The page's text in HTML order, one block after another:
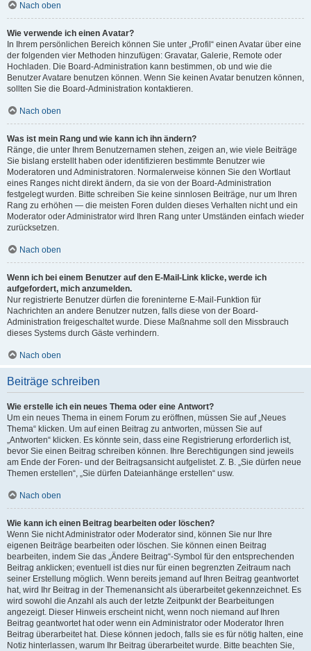
Nach oben
Wie verwende ich einen Avatar?
In Ihrem persönlichen Bereich können Sie unter „Profil“ einen Avatar über eine
der folgenden vier Methoden hinzufügen: Gravatar, Galerie, Remote oder
Hochladen. Die Board-Administration kann bestimmen, ob und wie die
Benutzer Avatare benutzen können. Wenn Sie keinen Avatar benutzen können,
sollten Sie die Board-Administration kontaktieren.
Nach oben
Was ist mein Rang und wie kann ich ihn ändern?
Ränge, die unter Ihrem Benutzernamen stehen, zeigen an, wie viele Beiträge
Sie bislang erstellt haben oder identifizieren bestimmte Benutzer wie
Moderatoren und Administratoren. Normalerweise können Sie den Wortlaut
eines Ranges nicht direkt ändern, da sie von der Board-Administration
festgelegt wurden. Bitte schreiben Sie keine sinnlosen Beiträge, nur um Ihren
Rang zu erhöhen — die meisten Foren dulden dieses Verhalten nicht und ein
Moderator oder Administrator wird Ihren Rang unter Umständen einfach wieder
zurücksetzen.
Nach oben
Wenn ich bei einem Benutzer auf den E-Mail-Link klicke, werde ich
aufgefordert, mich anzumelden.
Nur registrierte Benutzer dürfen die foreninterne E-Mail-Funktion für
Nachrichten an andere Benutzer nutzen, falls diese von der Board-
Administration freigeschaltet wurde. Diese Maßnahme soll den Missbrauch
dieses Systems durch Gäste verhindern.
Nach oben
Beiträge schreiben
Wie erstelle ich ein neues Thema oder eine Antwort?
Um ein neues Thema in einem Forum zu eröffnen, müssen Sie auf „Neues
Thema“ klicken. Um auf einen Beitrag zu antworten, müssen Sie auf
„Antworten“ klicken. Es könnte sein, dass eine Registrierung erforderlich ist,
bevor Sie einen Beitrag schreiben können. Ihre Berechtigungen sind jeweils
am Ende der Foren- und der Beitragsansicht aufgelistet. Z. B. „Sie dürfen neue
Themen erstellen“, „Sie dürfen Dateianhänge erstellen“ usw.
Nach oben
Wie kann ich einen Beitrag bearbeiten oder löschen?
Wenn Sie nicht Administrator oder Moderator sind, können Sie nur Ihre
eigenen Beiträge bearbeiten oder löschen. Sie können einen Beitrag
bearbeiten, indem Sie das „Ändere Beitrag“-Symbol für den entsprechenden
Beitrag anklicken; eventuell ist dies nur für einen begrenzten Zeitraum nach
seiner Erstellung möglich. Wenn bereits jemand auf Ihren Beitrag geantwortet
hat, wird Ihr Beitrag in der Themenansicht als überarbeitet gekennzeichnet. Es
wird sowohl die Anzahl als auch der letzte Zeitpunkt der Bearbeitungen
angezeigt. Dieser Hinweis erscheint nicht, wenn noch niemand auf Ihren
Beitrag geantwortet hat oder wenn ein Administrator oder Moderator Ihren
Beitrag überarbeitet hat. Diese können jedoch, falls sie es für nötig halten, eine
Notiz hinterlassen, warum Ihr Beitrag überarbeitet wurde. Bitte beachten Sie,